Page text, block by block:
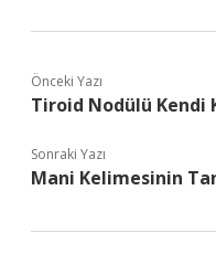
Önceki Yazı
Tiroid Nodülü Kendi
Sonraki Yazı
Mani Kelimesinin